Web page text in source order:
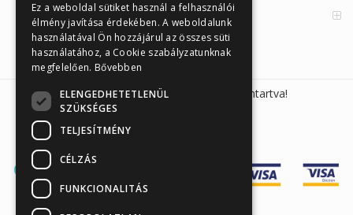
Orvosi információk
Sunmed Kft. 2026 © Minden jog fenntartva!
Ez a weboldal sütiket használ a felhasználói
élmény javítása érdekében. A weboldalunk
használatával Ön hozzájárul az összes süti
használatához, a Cookie szabályzatunknak
megfelelően. Bővebben
ELENGEDHETETLENÜL
SZÜKSÉGES
TELJESÍTMÉNY
CÉLZÁS
FUNKCIONALITÁS